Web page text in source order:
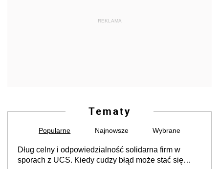
REKLAMA
Tematy
Popularne Najnowsze Wybrane
Dług celny i odpowiedzialność solidarna firm w
sporach z UCS. Kiedy cudzy błąd może stać się